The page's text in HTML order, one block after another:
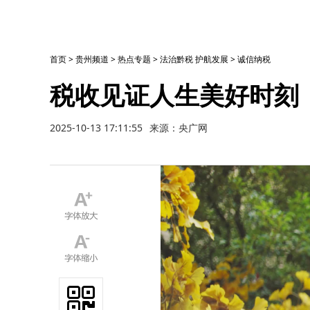
首页>贵州频道 >热点专题 >法治黔税 护航发展 >诚信纳税
税收见证人生美好时刻
2025-10-13 17:11:55 来源：央广网